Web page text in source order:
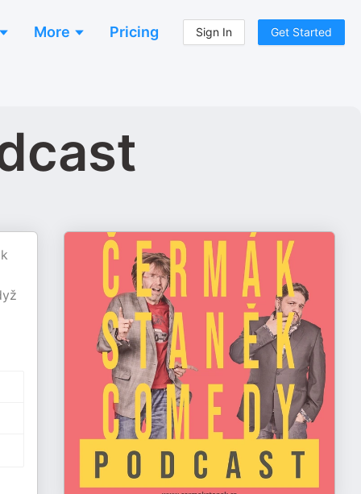
More Pricing Sign In Get Started